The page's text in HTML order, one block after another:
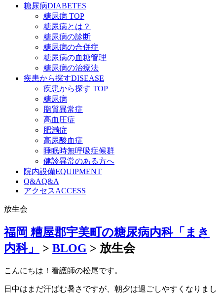
糖尿病DIABETES
糖尿病 TOP
糖尿病とは？
糖尿病の診断
糖尿病の合併症
糖尿病の血糖管理
糖尿病の治療法
疾患から探すDISEASE
疾患から探す TOP
糖尿病
脂質異常症
高血圧症
肥満症
高尿酸血症
睡眠時無呼吸症候群
健診異常のある方へ
院内設備EQUIPMENT
Q&AQ&A
アクセスACCESS
放生会
福岡 糟屋郡宇美町の糖尿病内科「まき
内科」
> BLOG > 放生会
こんにちは！看護師の松尾です。
日中はまだ汗ばむ暑さですが、朝夕は過ごしやすくなりまし